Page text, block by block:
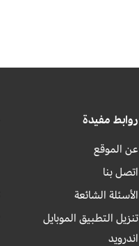
روابط مفيدة
عن الموقع
اتصل بنا
الأسئلة الشائعة
تنزيل التطبيق الموبايل
اندرويد